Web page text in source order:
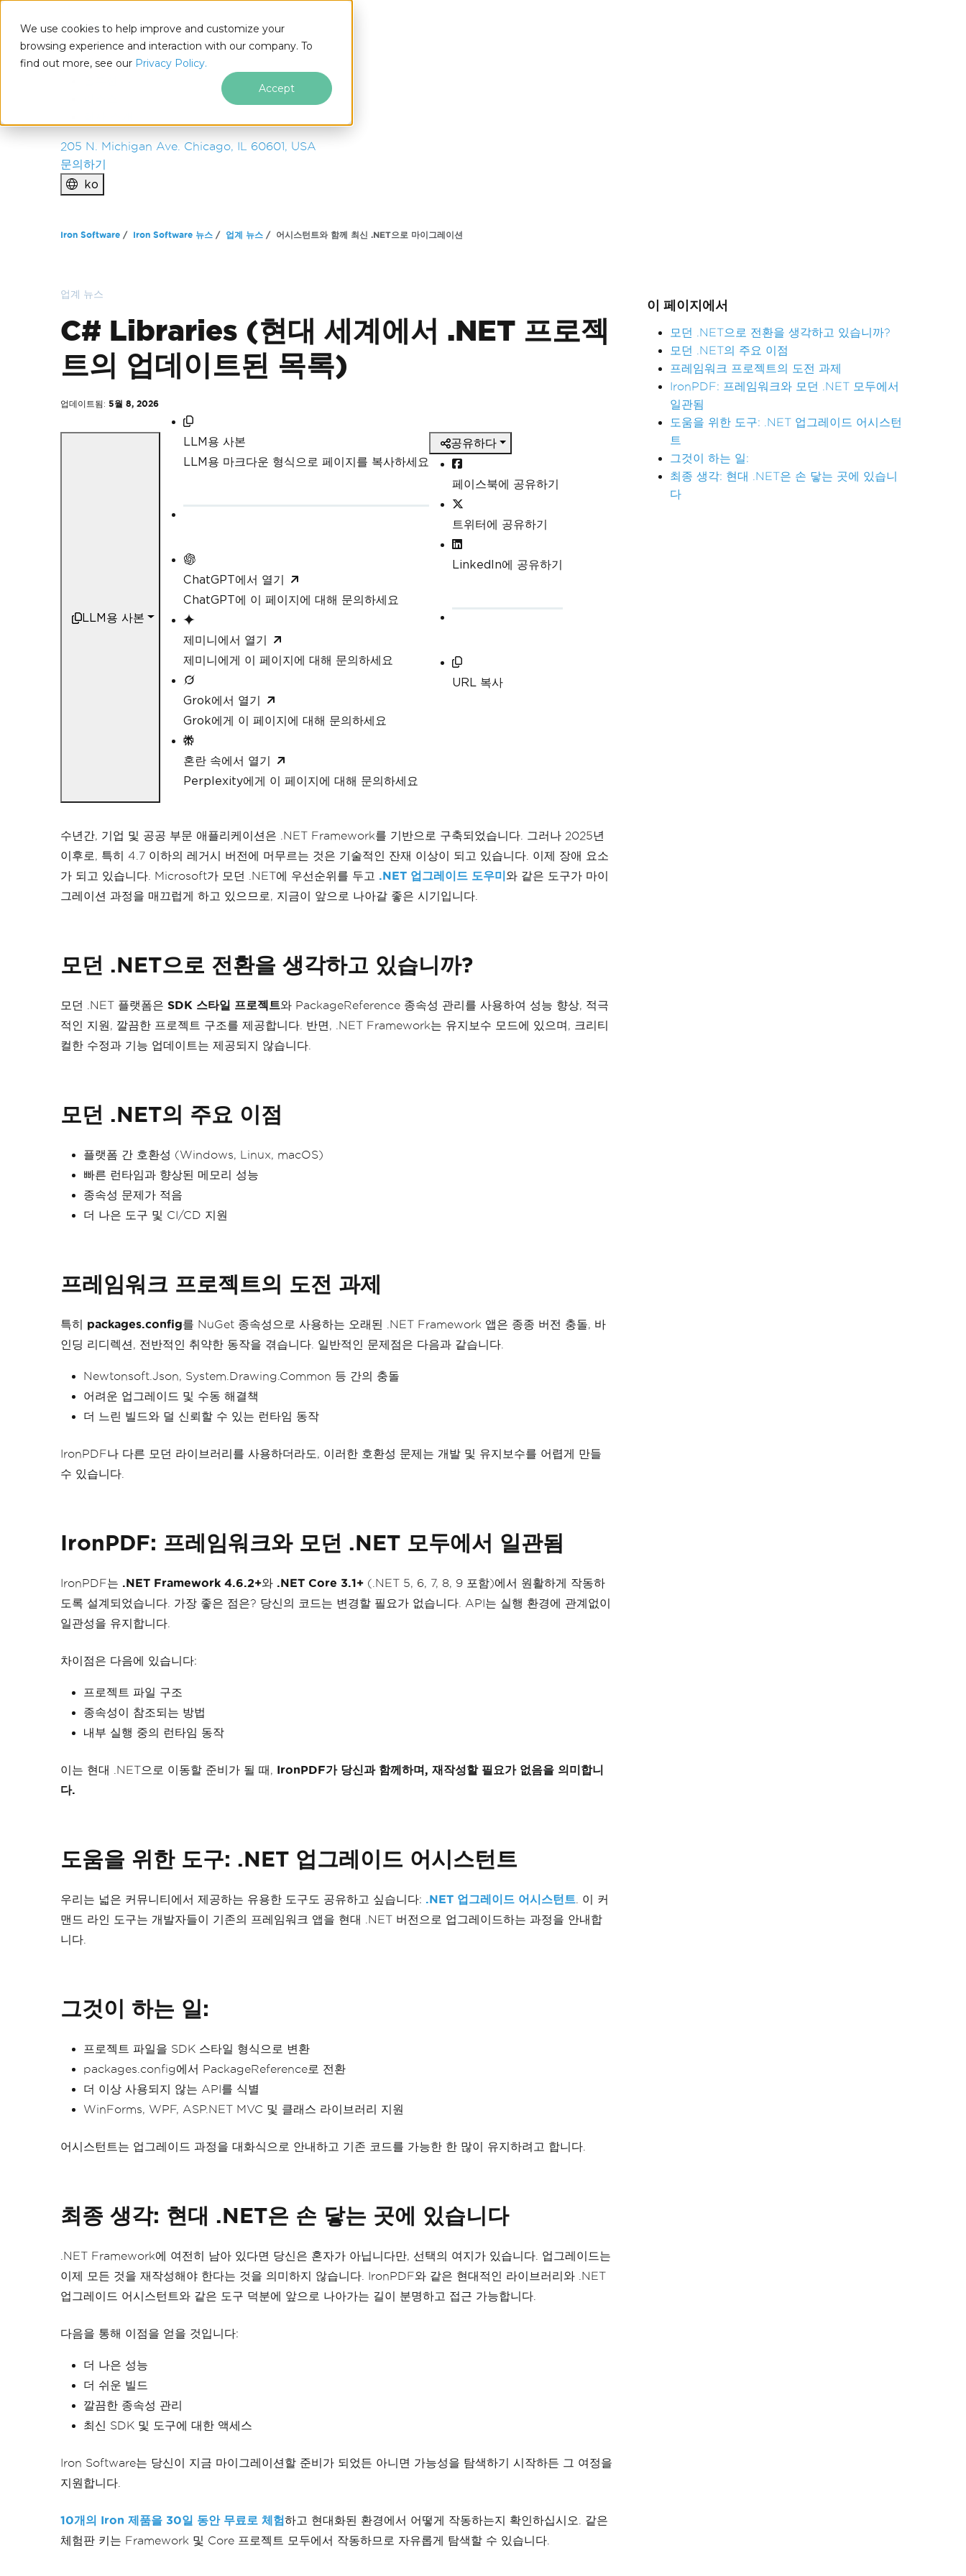
We use cookies to help improve and customize your
browsing experience and interaction with our company. To
find out more, see our Privacy Policy.
Accept
IRONSOFTWARE
제품
기업
205 N. Michigan Ave. Chicago, IL 60601, USA
문의하기
ko
Iron Software Iron Software 뉴스 업계 뉴스 어시스턴트와 함께 최신 .NET으로 마이그레이션
업계 뉴스
C# Libraries (현대 세계에서 .NET 프로젝
트의 업데이트된 목록)
업데이트됨: 5월 8, 2026
LLM용 사본
LLM용 사본
LLM용 마크다운 형식으로 페이지를 복사하세요
ChatGPT에서 열기
ChatGPT에 이 페이지에 대해 문의하세요
제미니에서 열기
제미니에게 이 페이지에 대해 문의하세요
Grok에서 열기
Grok에게 이 페이지에 대해 문의하세요
혼란 속에서 열기
Perplexity에게 이 페이지에 대해 문의하세요
공유하다
페이스북에 공유하기
트위터에 공유하기
LinkedIn에 공유하기
URL 복사
수년간, 기업 및 공공 부문 애플리케이션은 .NET Framework를 기반으로 구축되었습니다. 그러나 2025년
이후로, 특히 4.7 이하의 레거시 버전에 머무르는 것은 기술적인 잔재 이상이 되고 있습니다. 이제 장애 요소
가 되고 있습니다. Microsoft가 모던 .NET에 우선순위를 두고 .NET 업그레이드 도우미 와 같은 도구가 마이
그레이션 과정을 매끄럽게 하고 있으므로, 지금이 앞으로 나아갈 좋은 시기입니다.
모던 .NET으로 전환을 생각하고 있습니까?
모던 .NET 플랫폼은 SDK 스타일 프로젝트와 PackageReference 종속성 관리를 사용하여 성능 향상, 적극
적인 지원, 깔끔한 프로젝트 구조를 제공합니다. 반면, .NET Framework는 유지보수 모드에 있으며, 크리티
컬한 수정과 기능 업데이트는 제공되지 않습니다.
모던 .NET의 주요 이점
플랫폼 간 호환성 (Windows, Linux, macOS)
빠른 런타임과 향상된 메모리 성능
종속성 문제가 적음
더 나은 도구 및 CI/CD 지원
프레임워크 프로젝트의 도전 과제
특히 packages.config를 NuGet 종속성으로 사용하는 오래된 .NET Framework 앱은 종종 버전 충돌, 바
인딩 리디렉션, 전반적인 취약한 동작을 겪습니다. 일반적인 문제점은 다음과 같습니다.
Newtonsoft.Json, System.Drawing.Common 등 간의 충돌
어려운 업그레이드 및 수동 해결책
더 느린 빌드와 덜 신뢰할 수 있는 런타임 동작
IronPDF나 다른 모던 라이브러리를 사용하더라도, 이러한 호환성 문제는 개발 및 유지보수를 어렵게 만들
수 있습니다.
IronPDF: 프레임워크와 모던 .NET 모두에서 일관됨
IronPDF는 .NET Framework 4.6.2+와 .NET Core 3.1+ (.NET 5, 6, 7, 8, 9 포함)에서 원활하게 작동하
도록 설계되었습니다. 가장 좋은 점은? 당신의 코드는 변경할 필요가 없습니다. API는 실행 환경에 관계없이
일관성을 유지합니다.
차이점은 다음에 있습니다:
프로젝트 파일 구조
종속성이 참조되는 방법
내부 실행 중의 런타임 동작
이는 현대 .NET으로 이동할 준비가 될 때, IronPDF가 당신과 함께하며, 재작성할 필요가 없음을 의미합니
다.
도움을 위한 도구: .NET 업그레이드 어시스턴트
우리는 넓은 커뮤니티에서 제공하는 유용한 도구도 공유하고 싶습니다: .NET 업그레이드 어시스턴트 . 이 커
맨드 라인 도구는 개발자들이 기존의 프레임워크 앱을 현대 .NET 버전으로 업그레이드하는 과정을 안내합
니다.
그것이 하는 일:
프로젝트 파일을 SDK 스타일 형식으로 변환
packages.config에서 PackageReference로 전환
더 이상 사용되지 않는 API를 식별
WinForms, WPF, ASP.NET MVC 및 클래스 라이브러리 지원
어시스턴트는 업그레이드 과정을 대화식으로 안내하고 기존 코드를 가능한 한 많이 유지하려고 합니다.
최종 생각: 현대 .NET은 손 닿는 곳에 있습니다
.NET Framework에 여전히 남아 있다면 당신은 혼자가 아닙니다만, 선택의 여지가 있습니다. 업그레이드는
이제 모든 것을 재작성해야 한다는 것을 의미하지 않습니다. IronPDF와 같은 현대적인 라이브러리와 .NET
업그레이드 어시스턴트와 같은 도구 덕분에 앞으로 나아가는 길이 분명하고 접근 가능합니다.
다음을 통해 이점을 얻을 것입니다:
더 나은 성능
더 쉬운 빌드
깔끔한 종속성 관리
최신 SDK 및 도구에 대한 액세스
Iron Software는 당신이 지금 마이그레이션할 준비가 되었든 아니면 가능성을 탐색하기 시작하든 그 여정을
지원합니다.
10개의 Iron 제품을 30일 동안 무료로 체험하고 현대화된 환경에서 어떻게 작동하는지 확인하십시오. 같은
체험판 키는 Framework 및 Core 프로젝트 모두에서 작동하므로 자유롭게 탐색할 수 있습니다.
이 페이지에서
모던 .NET으로 전환을 생각하고 있습니까?
모던 .NET의 주요 이점
프레임워크 프로젝트의 도전 과제
IronPDF: 프레임워크와 모던 .NET 모두에서
일관됨
도움을 위한 도구: .NET 업그레이드 어시스턴
트
그것이 하는 일:
최종 생각: 현대 .NET은 손 닿는 곳에 있습니
다